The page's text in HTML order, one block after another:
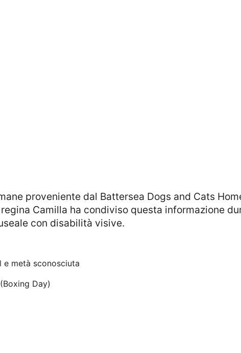
Camilla ha condiviso questa informazione
con disabilità visive.
e metà sconosciuta
Day)